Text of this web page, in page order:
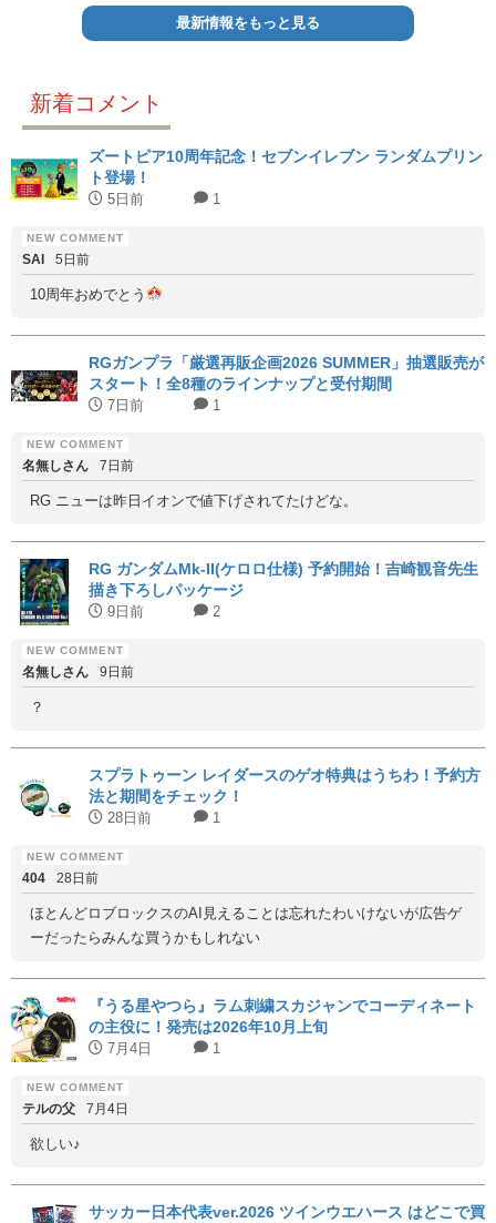
最新情報をもっと見る
新着コメント
ズートピア10周年記念！セブンイレブン ランダムプリン
ト登場！
5日前 1
SAI 5日前
10周年おめでとう
RGガンプラ「厳選再販企画2026 SUMMER」抽選販売が
スタート！全8種のラインナップと受付期間
7日前 1
名無しさん 7日前
RG ニューは昨日イオンで値下げされてたけどな。
RG ガンダムMk-II(ケロロ仕様) 予約開始！吉崎観音先生
描き下ろしパッケージ
9日前 2
名無しさん 9日前
？
スプラトゥーン レイダースのゲオ特典はうちわ！予約方
法と期間をチェック！
28日前 1
404 28日前
ほとんどロブロックスのAI見えることは忘れたわいけないが広告ゲ
ーだったらみんな買うかもしれない
『うる星やつら』ラム刺繍スカジャンでコーディネート
の主役に！発売は2026年10月上旬
7月4日 1
テルの父 7月4日
欲しい♪
サッカー日本代表ver.2026 ツインウエハース はどこで買